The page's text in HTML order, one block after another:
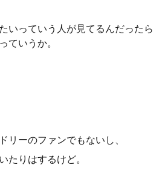
いっていう人が見てるんだったら
ていうか。
リーのファンでもないし、
たりはするけど。